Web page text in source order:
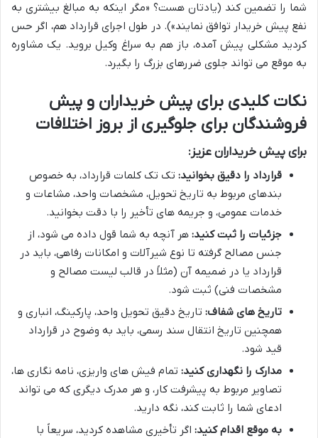
شما را تضمین کند (یادتان هست؟ «مگر اینکه به مبالغ بیشتری به
نفع پیش خریدار توافق نمایند»). در طول اجرای قرارداد هم، اگر حس
کردید مشکلی پیش آمده، باز هم به سراغ وکیل بروید. یک مشاوره
به موقع می تواند جلوی ضررهای بزرگ را بگیرد.
نکات کلیدی برای پیش خریداران و پیش
فروشندگان برای جلوگیری از بروز اختلافات
برای پیش خریداران عزیز:
قرارداد را دقیق بخوانید: تک تک کلمات قرارداد، به خصوص
بندهای مربوط به تاریخ تحویل، مشخصات واحد، مشاعات و
خدمات عمومی، و جریمه های تأخیر را با دقت بخوانید.
جزئیات را ثبت کنید: هر آنچه به شما قول داده می شود، از
جنس مصالح گرفته تا نوع شیرآلات و امکانات رفاهی، باید در
قرارداد یا در ضمیمه آن (مثلاً در قالب لیست مصالح و
مشخصات فنی) ثبت شود.
تاریخ های شفاف: تاریخ دقیق تحویل واحد، پارکینگ، انباری و
همچنین تاریخ انتقال سند رسمی، باید به وضوح در قرارداد
قید شود.
مدارک را نگهداری کنید: تمام فیش های واریزی، نامه نگاری ها،
تصاویر مربوط به پیشرفت کار، و هر مدرک دیگری که می تواند
ادعای شما را ثابت کند، نگه دارید.
به موقع اقدام کنید: اگر تأخیری مشاهده کردید، سریعاً با